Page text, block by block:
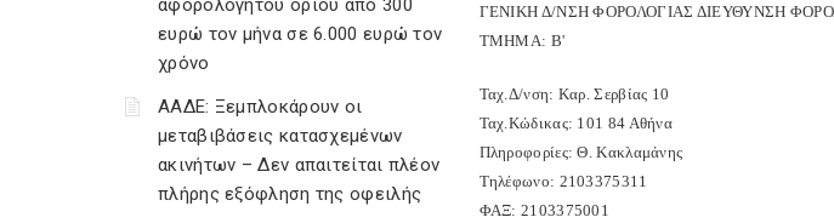
αφορολόγητου ορίου από 300
ευρώ τον μήνα σε 6.000 ευρώ τον
χρόνο
ΑΑΔΕ: Ξεμπλοκάρουν οι
μεταβιβάσεις κατασχεμένων
ακινήτων – Δεν απαιτείται πλέον
πλήρης εξόφληση της οφειλής
ΓΕΝΙΚΗ Δ/ΝΣΗ ΦΟΡΟΛΟΓΙΑΣ ΔΙΕΥΘΥΝΣΗ
ΤΜΗΜΑ: Β'
Ταχ.Δ/νση: Καρ. Σερβίας 10
Ταχ.Κώδικας: 101 84 Αθήνα
Πληροφορίες: Θ. Κακλαμάνης
Τηλέφωνο: 2103375311
ΦΑΞ: 2103375001